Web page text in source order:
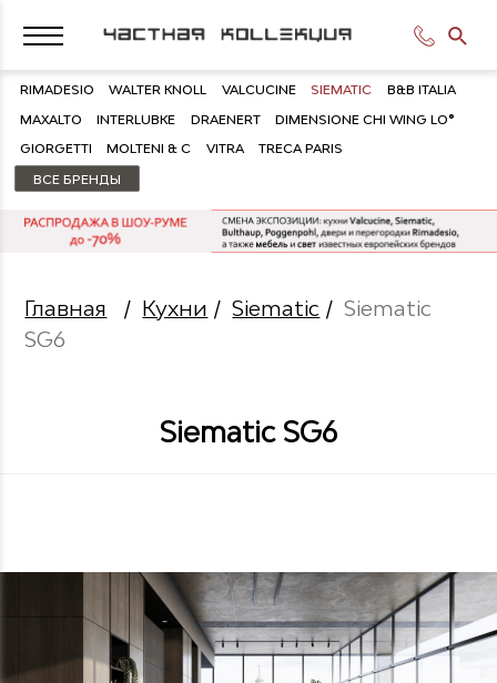
RIMADESIO WALTER KNOLL VALCUCINE SIEMATIC B&B ITALIA
MAXALTO INTERLUBKE DRAENERT DIMENSIONE CHI WING LO®
GIORGETTI MOLTENI & C VITRA TRECA PARIS
ВСЕ БРЕНДЫ
Главная / Кухни /Siematic /Siematic
SG6
Siematic SG6